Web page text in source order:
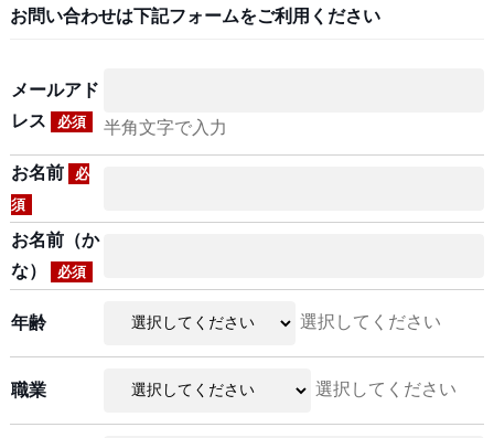
お問い合わせは下記フォームをご利用ください
メールアド
レス
必須 半角文字で入力
お名前
必
須
お名前（か
な）
必須
年齢 選択してください
職業 選択してください